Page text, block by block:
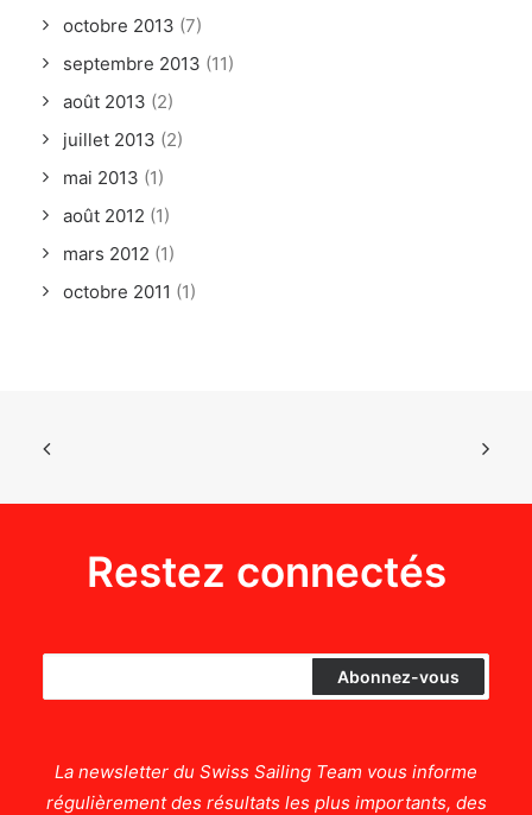
octobre 2013 (7)
septembre 2013 (11)
août 2013 (2)
juillet 2013 (2)
mai 2013 (1)
août 2012 (1)
mars 2012 (1)
octobre 2011 (1)
Restez connectés
La newsletter du Swiss Sailing Team vous informe
régulièrement des résultats les plus importants, des